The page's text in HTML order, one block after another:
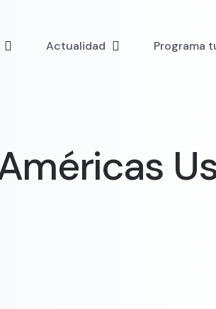
Actualidad Programa